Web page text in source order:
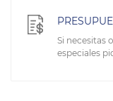
Si necesitas
especiales